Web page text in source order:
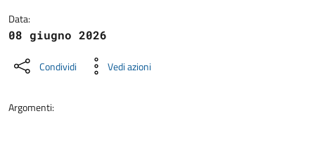
Data:
08 giugno 2026
Condividi Vedi azioni
Argomenti: